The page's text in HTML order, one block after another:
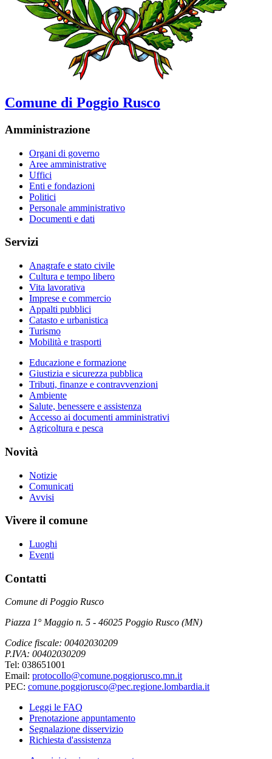
Comune di Poggio Rusco
Amministrazione
Organi di governo
Aree amministrative
Uffici
Enti e fondazioni
Politici
Personale amministrativo
Documenti e dati
Servizi
Anagrafe e stato civile
Cultura e tempo libero
Vita lavorativa
Imprese e commercio
Appalti pubblici
Catasto e urbanistica
Turismo
Mobilità e trasporti
Educazione e formazione
Giustizia e sicurezza pubblica
Tributi, finanze e contravvenzioni
Ambiente
Salute, benessere e assistenza
Accesso ai documenti amministrativi
Agricoltura e pesca
Novità
Notizie
Comunicati
Avvisi
Vivere il comune
Luoghi
Eventi
Contatti
Comune di Poggio Rusco
Piazza 1° Maggio n. 5 - 46025 Poggio Rusco (MN)
Codice fiscale: 00402030209
P.IVA: 00402030209
Tel: 038651001
Email: protocollo@comune.poggiorusco.mn.it
PEC: comune.poggiorusco@pec.regione.lombardia.it
Leggi le FAQ
Prenotazione appuntamento
Segnalazione disservizio
Richiesta d'assistenza